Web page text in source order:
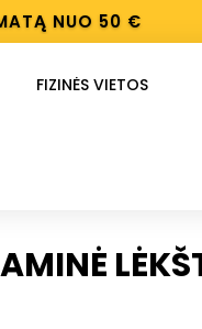
NUO 50 €
FIZINĖS VIETOS